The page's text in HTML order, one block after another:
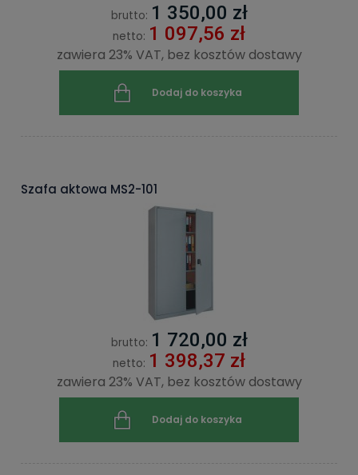
brutto: 1 350,00 zł
netto: 1 097,56 zł
zawiera 23% VAT, bez kosztów dostawy
Dodaj do koszyka
Szafa aktowa MS2-101
brutto: 1 720,00 zł
netto: 1 398,37 zł
zawiera 23% VAT, bez kosztów dostawy
Dodaj do koszyka